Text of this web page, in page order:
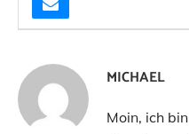
MICHAEL
Moin, ich